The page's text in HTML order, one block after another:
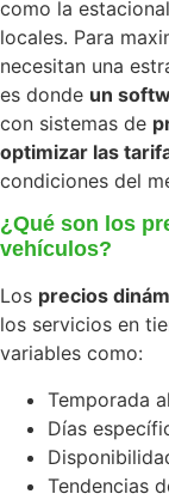
como la
locales. Para
necesitan una
es donde un
con sistemas de
optimizar las
condiciones del
¿Qué son los
vehículos?
Los precios
los servicios en
variables como:
Temporada
Días
Tendencias